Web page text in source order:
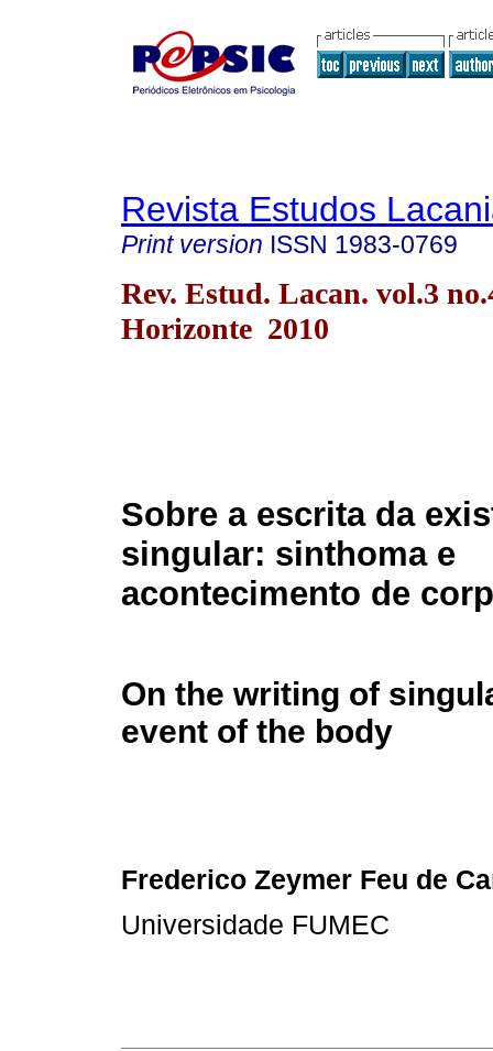
Revista Estudos
Print version ISSN 1983-0769
Rev. Estud. Lacan. vol.3
Horizonte 2010
Sobre a escrita da
singular: sinthoma e
acontecimento de
On the writing of
event of the body
Frederico Zeymer Feu de
Universidade FUMEC